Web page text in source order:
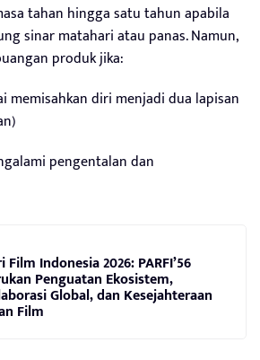
tahan hingga satu tahun apabila
sinar matahari atau panas. Namun,
produk jika:
memisahkan diri menjadi dua lapisan
pengentalan dan
Film Indonesia 2026: PARFI’56
Penguatan Ekosistem,
Global, dan Kesejahteraan
Film